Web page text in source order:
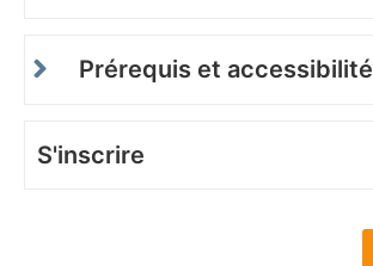
Prérequis et accessibilité
S'inscrire